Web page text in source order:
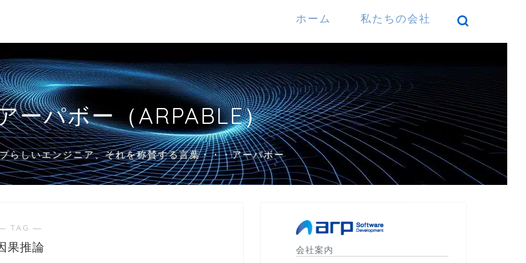
ホーム 私たちの会社
ーパボー（ARPABLE）
らしいエンジニア、それを称賛する言葉・・・アーパボー
TAG ―
果推論
会社案内